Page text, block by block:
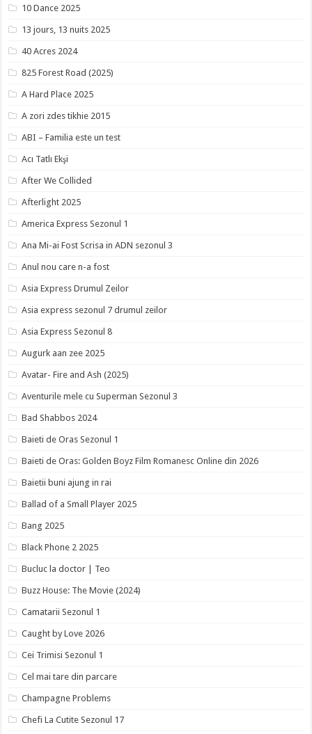
10 Dance 2025
13 jours, 13 nuits 2025
40 Acres 2024
825 Forest Road (2025)
A Hard Place 2025
A zori zdes tikhie 2015
ABI – Familia este un test
Acı Tatlı Ekşi
After We Collided
Afterlight 2025
America Express Sezonul 1
Ana Mi-ai Fost Scrisa in ADN sezonul 3
Anul nou care n-a fost
Asia Express Drumul Zeilor
Asia express sezonul 7 drumul zeilor
Asia Express Sezonul 8
Augurk aan zee 2025
Avatar- Fire and Ash (2025)
Aventurile mele cu Superman Sezonul 3
Bad Shabbos 2024
Baieti de Oras Sezonul 1
Baieti de Oras: Golden Boyz Film Romanesc Online din 2026
Baietii buni ajung in rai
Ballad of a Small Player 2025
Bang 2025
Black Phone 2 2025
Bucluc la doctor | Teo
Buzz House: The Movie (2024)
Camatarii Sezonul 1
Caught by Love 2026
Cei Trimisi Sezonul 1
Cel mai tare din parcare
Champagne Problems
Chefi La Cutite Sezonul 17